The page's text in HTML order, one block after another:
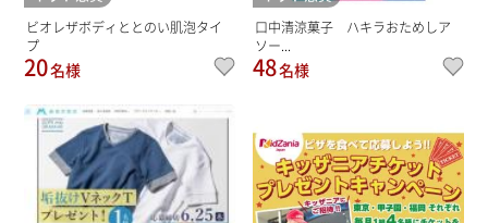
ビオレザボディととのい肌泡タイ
プ
20名様
口中清涼菓子 ハキラおためしア
ソー...
48名様